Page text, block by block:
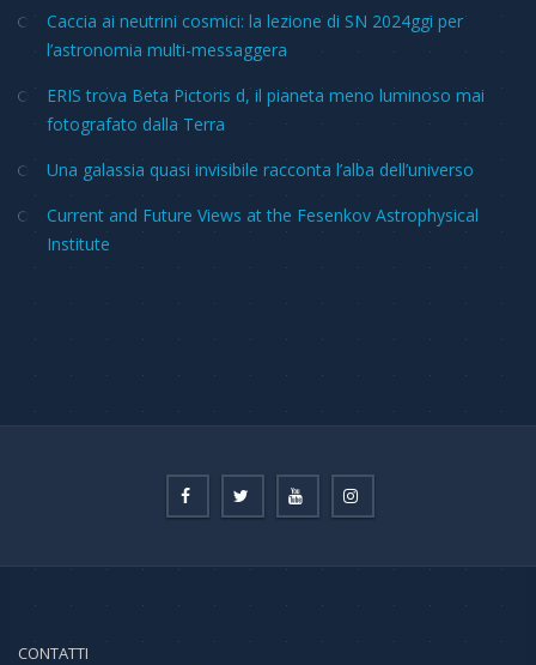
Caccia ai neutrini cosmici: la lezione di SN 2024ggi per
l’astronomia multi-messaggera
ERIS trova Beta Pictoris d, il pianeta meno luminoso mai
fotografato dalla Terra
Una galassia quasi invisibile racconta l’alba dell’universo
Current and Future Views at the Fesenkov Astrophysical
Institute
CONTATTI